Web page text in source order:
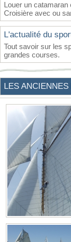
Louer un
Croisière avec ou
L'actualité du
Tout savoir sur les
grandes courses.
LES